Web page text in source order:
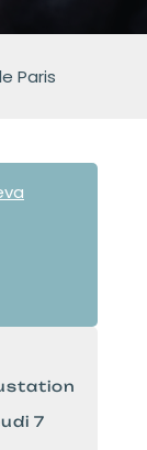
Paris
7